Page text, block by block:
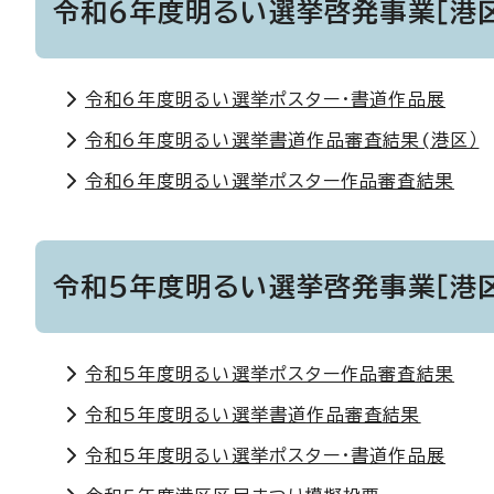
令和6年度明るい選挙啓発事業［港区
令和6年度明るい選挙ポスター・書道作品展
令和6年度明るい選挙書道作品審査結果(港区）
令和6年度明るい選挙ポスター作品審査結果
令和5年度明るい選挙啓発事業［港区
令和5年度明るい選挙ポスター作品審査結果
令和5年度明るい選挙書道作品審査結果
令和5年度明るい選挙ポスター・書道作品展